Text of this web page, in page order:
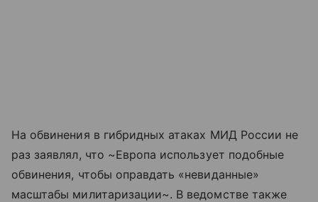
На обвинения в гибридных атаках МИД России не
раз заявлял, что ~Европа использует подобные
обвинения, чтобы оправдать «невиданные»
масштабы милитаризации~. В ведомстве также